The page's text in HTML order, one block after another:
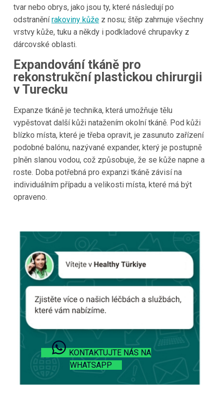
tvar nebo obrys, jako jsou ty, které následují po
odstraněnírakoviny kůžez nosu; štěp zahrnuje všechny
vrstvy kůže, tuku a někdy i podkladové chrupavky z
dárcovské oblasti.
Expandování tkáně pro
rekonstrukční plastickou chirurgii
v Turecku
Expanze tkáně je technika, která umožňuje tělu
vypěstovat další kůži natažením okolní tkáně. Pod kůži
blízko místa, které je třeba opravit, je zasunuto zařízení
podobné balónu, nazývané expander, který je postupně
plněn slanou vodou, což způsobuje, že se kůže napne a
roste. Doba potřebná pro expanzi tkáně závisí na
individuálním případu a velikosti místa, které má být
opraveno.
KONTAKTUJTE NÁS NA
WHATSAPP